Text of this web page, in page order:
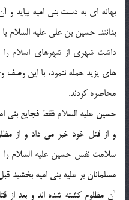
بهانه اى به دست بنى اميه بيايد و
بدانند. حسين بن على عليه السلام
داشت شهرى از شهرهاى اسلام
هاى يزيد حمله ننمود، با اين وصف
محاصره كردند.
حسين عليه السلام فقط فجايع بنى
و از قتل خود خبر مى داد و از
سلامت نفس حسين عليه السلام را
مسلمانان بر عليه بنى اميه بخشيد
آن مظلوم كشته شده اند و بعد از